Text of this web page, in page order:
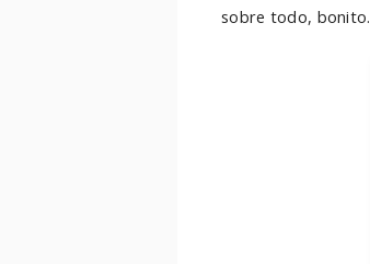
sobre todo, bonito.